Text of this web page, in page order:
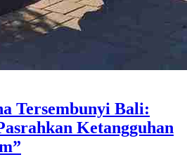
Tersembunyi Bali:
Ketangguhan